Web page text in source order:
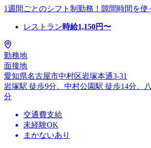
1週間ごとのシフト制勤務！隙間時間を使
レストラン時給1,150円〜
勤務地
面接地
愛知県名古屋市中村区岩塚本通3-31
岩塚駅 徒歩9分、中村公園駅 徒歩14分、
分
交通費支給
未経験OK
まかないあり